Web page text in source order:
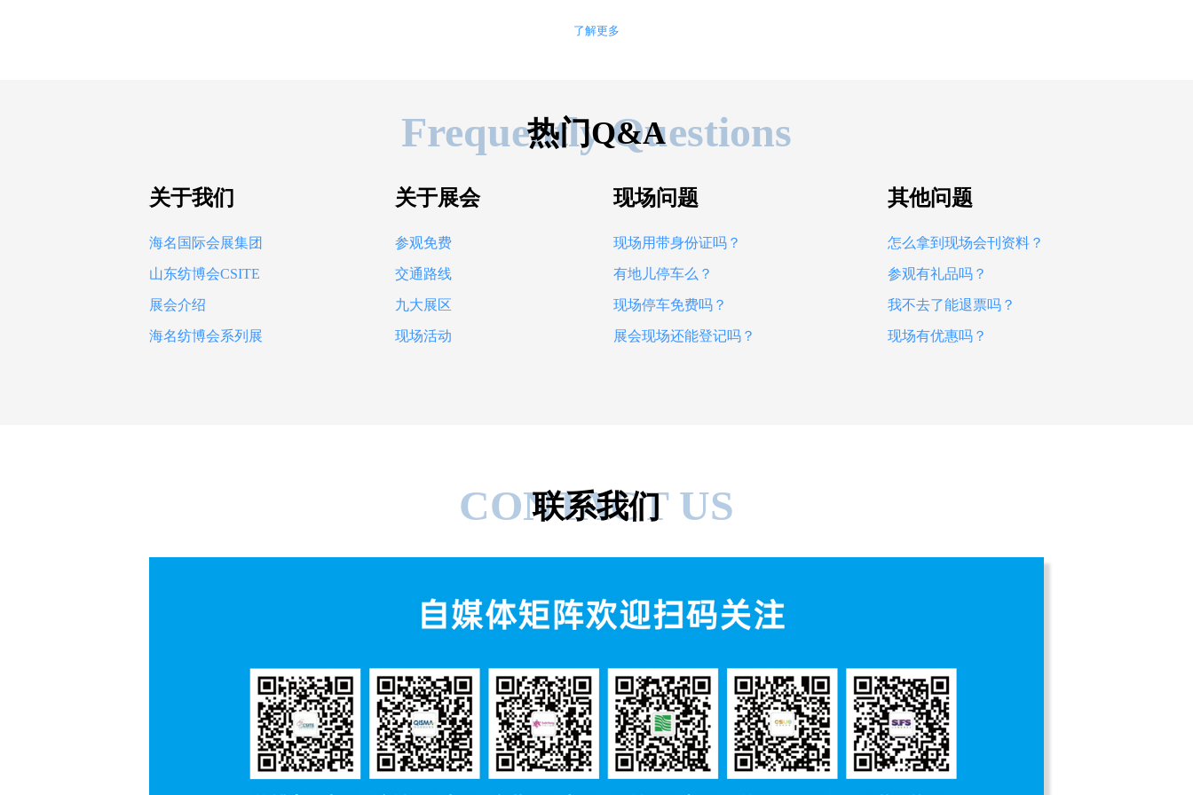
了解更多
Frequently Questions
热门Q&A
关于我们
海名国际会展集团
山东纺博会CSITE
展会介绍
海名纺博会系列展
关于展会
参观免费
交通路线
九大展区
现场活动
现场问题
现场用带身份证吗？
有地儿停车么？
现场停车免费吗？
展会现场还能登记吗？
其他问题
怎么拿到现场会刊资料？
参观有礼品吗？
我不去了能退票吗？
现场有优惠吗？
CONTACT US
联系我们